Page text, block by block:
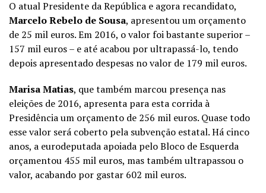
O atual Presidente da República e agora recandidato,
Marcelo Rebelo de Sousa, apresentou um orçamento
de 25 mil euros. Em 2016, o valor foi bastante superior –
157 mil euros – e até acabou por ultrapassá-lo, tendo
depois apresentado despesas no valor de 179 mil euros.
Marisa Matias, que também marcou presença nas
eleições de 2016, apresenta para esta corrida à
Presidência um orçamento de 256 mil euros. Quase todo
esse valor será coberto pela subvenção estatal. Há cinco
anos, a eurodeputada apoiada pelo Bloco de Esquerda
orçamentou 455 mil euros, mas também ultrapassou o
valor, acabando por gastar 602 mil euros.